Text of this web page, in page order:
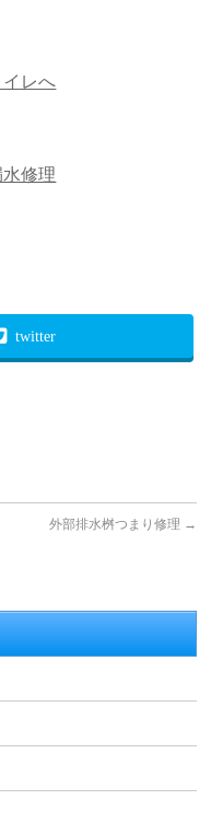
レへ
修理
twitter
外部排水桝つまり修理 →